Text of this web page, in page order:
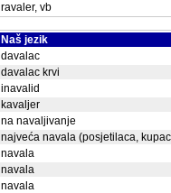
ravaler, vb
Naš jezik
davalac
davalac krvi
inavalid
kavaljer
na navaljivanje
najveća navala (posjetilaca,
navala
navala
navala